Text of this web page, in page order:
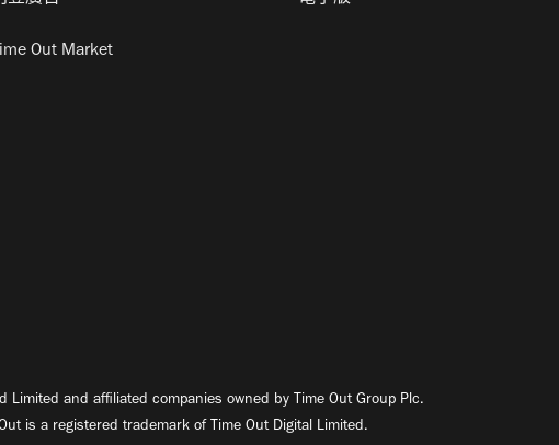
Out Market
Limited and affiliated companies owned by Time Out Group Plc.
is a registered trademark of Time Out Digital Limited.